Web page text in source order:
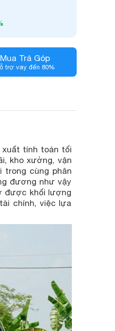
Mua Trả Góp
trợ vay đến 80%
tính toán tối
kho xưởng, vận
trong cùng phân
đương như vậy
được khối lượng
chính, việc lựa